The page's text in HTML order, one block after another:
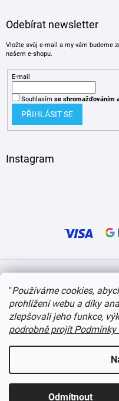
"Používáme cookies,
prohlížení webu a díky
zlepšovali jeho funkce,
podrobně projít
Odmítnout
Odebírat newsletter
Vložte svůj e-mail a my vám budeme
našem e-shopu.
E-mail
Souhlasím se shromažďováním
PŘIHLÁSIT SE
Instagram
Copyright 2026 itvlaky.cz .